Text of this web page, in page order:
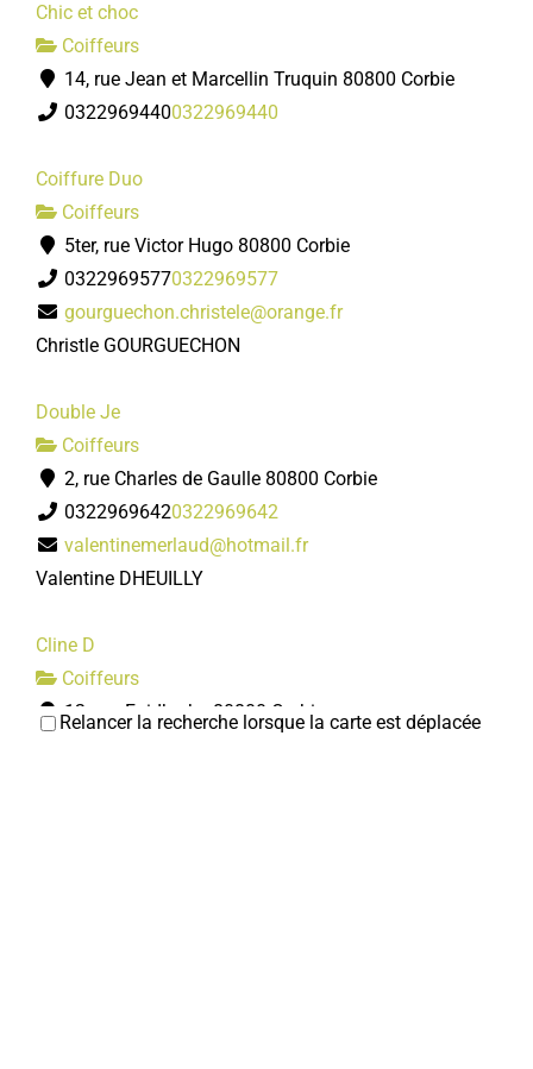
Chic et choc
Coiffeurs
14, rue Jean et Marcellin Truquin 80800 Corbie
03229694400322969440
Coiffure Duo
Coiffeurs
5ter, rue Victor Hugo 80800 Corbie
03229695770322969577
gourguechon.christele@orange.fr
Christle GOURGUECHON
Double Je
Coiffeurs
2, rue Charles de Gaulle 80800 Corbie
03229696420322969642
valentinemerlaud@hotmail.fr
Valentine DHEUILLY
Cline D
Coiffeurs
12, rue Faidherbe 80800 Corbie
Relancer la recherche lorsque la carte est déplacée